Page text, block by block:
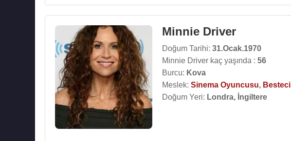
Minnie Driver
Doğum Tarihi: 31.Ocak.1970
Minnie Driver kaç yaşında : 56
Burcu: Kova
Meslek: Sinema Oyuncusu, Besteci
Doğum Yeri: Londra, İngiltere